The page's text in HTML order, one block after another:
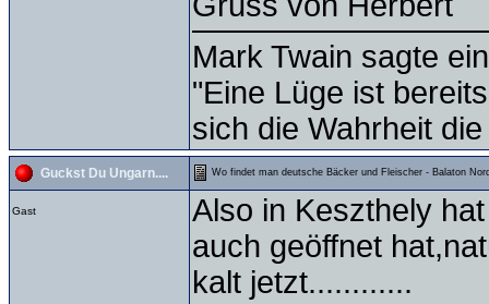
Mark Twain sagte
"Eine Lüge ist
sich die Wahrheit
Guckst Du Ungarn.... Wo findet man deutsche Bäcker und Fleischer - Balaton
Gast
Also in Keszthely
auch geöffnet
kalt jetzt............